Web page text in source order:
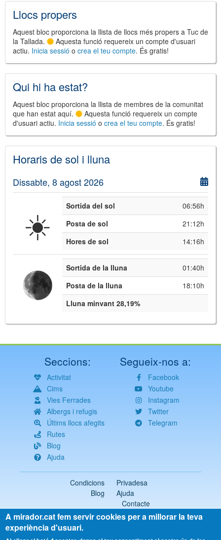
©Leaflet
JS library for interactive maps
©OpenStreetMap
© Institut Cartogràfic i Geològic de
Catalunya
Llocs propers
Aquest bloc proporciona la llista de llocs més propers a Tuc de
la Tallada.
Aquesta funció requereix un compte d'usuari
actiu. Inicia sessió o crea el teu compte. És gratis!
Qui hi ha estat?
Aquest bloc proporciona la llista de membres de la comunitat
que han estat aquí.
Aquesta funció requereix un compte
d'usuari actiu. Inicia sessió o crea el teu compte. És gratis!
Horaris de sol i lluna
Dissabte, 8 agost 2026
☀️ Sortida del sol
06:56h
Posta de sol
21:12h
Hores de sol
14:16h
Sortida de la lluna
01:40h
Posta de la lluna
18:10h
Lluna minvant 28,19%
Seccions:
Activitat
Cims
Vies Ferrades
Albergs i refugis
Últims llocs afegits
Rutes
Blog
Ajuda
Segueix-nos a:
Facebook
Youtube
Instagram
Twitter
Telegram
Condicions
Privadesa
Blog
Ajuda
Contacte
2018-2026 ©mirador.cat
Tots els drets reservats
A mirador.cat fem servir cookies per a millorar la teva
experiència d'usuari.